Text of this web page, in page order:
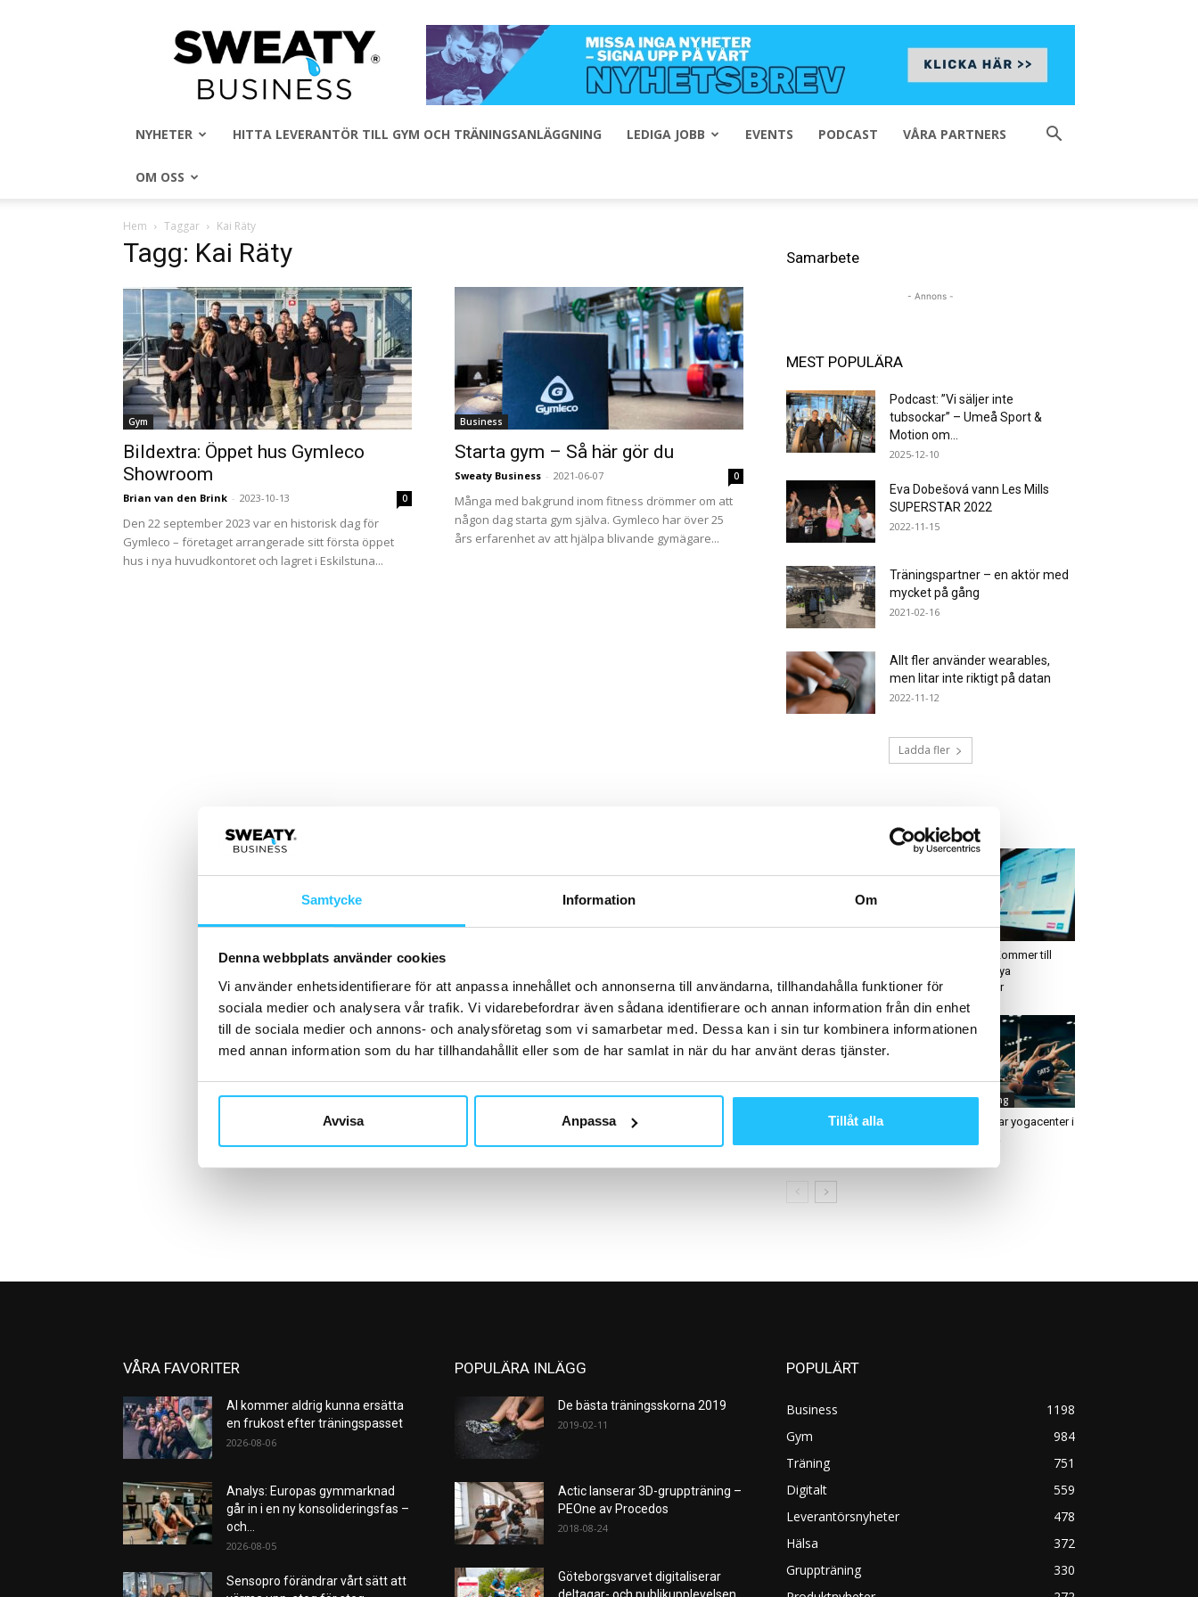
Samtycke Information Om
Denna webbplats använder cookies
Vi använder enhetsidentifierare för att anpassa innehållet och annonserna till användarna, tillhandahålla funktioner för
sociala medier och analysera vår trafik. Vi vidarebefordrar även sådana identifierare och annan information från din enhet
till de sociala medier och annons- och analysföretag som vi samarbetar med. Dessa kan i sin tur kombinera informationen
med annan information som du har tillhandahållit eller som de har samlat in när du har använt deras tjänster.
Avvisa Anpassa Tillåt alla
Sweaty
Business
NYHETER HITTA LEVERANTÖR TILL GYM OCH TRÄNINGSANLÄGGNING LEDIGA JOBB EVENTS PODCAST VÅRA PARTNERS
OM OSS
Hem Taggar Kai Räty
Tagg: Kai Räty
Gym
Bildextra: Öppet hus Gymleco
Showroom
Brian van den Brink - 2023-10-13 0
Den 22 september 2023 var en historisk dag för
Gymleco – företaget arrangerade sitt första öppet
hus i nya huvudkontoret och lagret i Eskilstuna...
Business
Starta gym – Så här gör du
Sweaty Business - 2021-06-07 0
Många med bakgrund inom fitness drömmer om att
någon dag starta gym själva. Gymleco har över 25
års erfarenhet av att hjälpa blivande gymägare...
Samarbete
- Annons -
MEST POPULÄRA
Podcast: ”Vi säljer inte
tubsockar” – Umeå Sport &
Motion om...
2025-12-10
Eva Dobešová vann Les Mills
SUPERSTAR 2022
2022-11-15
Träningspartner – en aktör med
mycket på gång
2021-02-16
Allt fler använder wearables,
men litar inte riktigt på datan
2022-11-12
Ladda fler
hjärnans organ förstärks...
Sensopro Kommer till
FIBO med nya
innovationer
Digitalt
Precor teamar upp med
Gruppträning
SATS öppnar yogacenter i
VÅRA FAVORITER
AI kommer aldrig kunna ersätta
en frukost efter träningspasset
2026-08-06
Analys: Europas gymmarknad
går in i en ny konsolideringsfas –
och...
2026-08-05
Sensopro förändrar vårt sätt att
POPULÄRA INLÄGG
De bästa träningsskorna 2019
2019-02-11
Actic lanserar 3D-gruppträning –
PEOne av Procedos
2018-08-24
Göteborgsvarvet digitaliserar
POPULÄRT
Business
1198
Gym
984
Träning
751
Digitalt
559
Leverantörsnyheter
478
Hälsa
372
Gruppträning
330